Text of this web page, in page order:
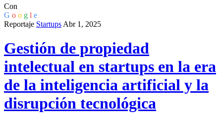
Con
G o o g l e
Reportaje Startups Abr 1, 2025
Gestión de propiedad
intelectual en startups en la era
de la inteligencia artificial y la
disrupción tecnológica